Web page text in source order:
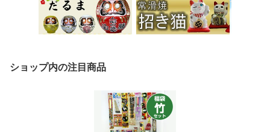
ショップ内の注目商品